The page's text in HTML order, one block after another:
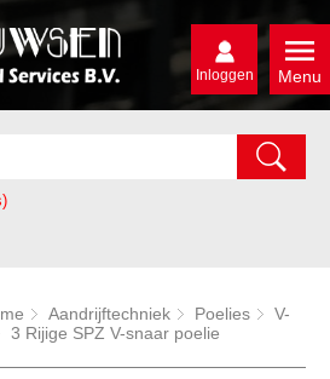
Menu
Inloggen
Aandrijftechniek Poelies
V-
3 Rijige SPZ V-snaar poelie